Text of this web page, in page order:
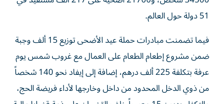
51 دولة حول العالم.
فيما تضمنت مبادرات حملة عيد الأضحى توزيع 15 ألف وجبة
ضمن مشروع إطعام الطعام على العمال مع غروب شمس يوم
عرفة بتكلفة 225 ألف درهم، إضافة إلى إيفاد نحو 140 شخصاً
من ذوي الدخل المحدود من داخل وخارجها لأداء فريضة الحج،